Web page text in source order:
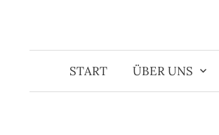
START ÜBER UNS